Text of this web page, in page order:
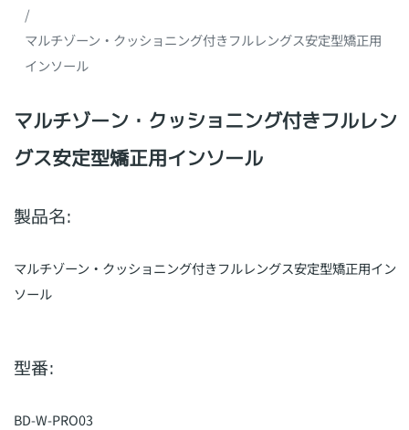
マルチゾーン・クッショニング付きフルレングス安定型矯正用
インソール
マルチゾーン・クッショニング付きフルレン
グス安定型矯正用インソール
製品名:
マルチゾーン・クッショニング付きフルレングス安定型矯正用イン
ソール
型番:
BD-W-PRO03